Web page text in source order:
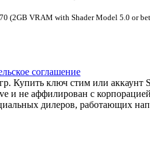
(2GB VRAM with Shader Model 5.0 or
соглашение
Купить ключ стим или аккаунт
и не аффилирован с
дилеров, работающих